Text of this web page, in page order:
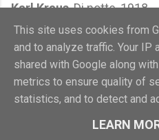
Karl Kraus, Di notte, 1918
L'idea del bene e del
con la religione o con la
bisogno naturale delle
Pëtr Kropotkin , La morale
This site uses cookies from
and to analyze traffic. Your IP
shared with Google along
metrics to ensure quality of
statistics, and to detect and
LEARN